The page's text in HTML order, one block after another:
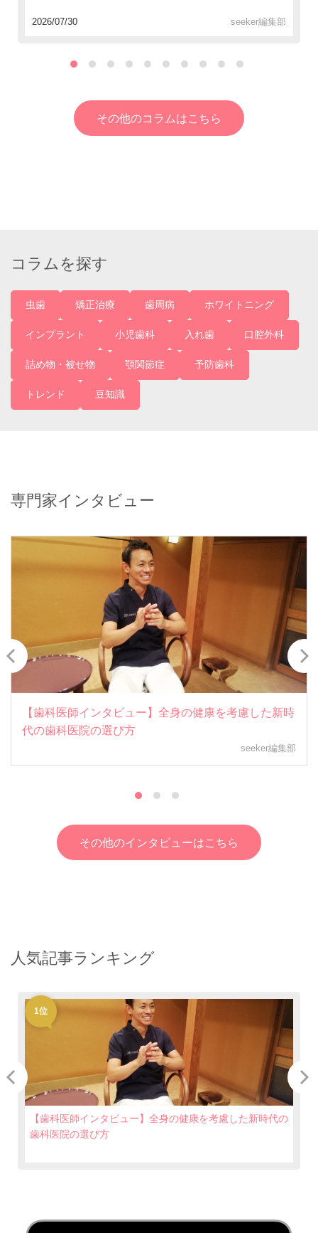
2026/07/30 seeker編集部
その他のコラムはこちら
コラムを探す
虫歯 矯正治療 歯周病 ホワイトニング
インプラント 小児歯科 入れ歯 口腔外科
詰め物・被せ物 顎関節症 予防歯科
トレンド 豆知識
専門家インタビュー
【歯科医師インタビュー】全身の健康を考慮した新時
代の歯科医院の選び方
seeker編集部
その他のインタビューはこちら
人気記事ランキング
1位
【歯科医師インタビュー】全身の健康を考慮した新時代の
歯科医院の選び方